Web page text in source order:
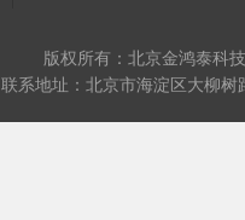
版权所有：北京金鸿泰科
联系地址：北京市海淀区大柳